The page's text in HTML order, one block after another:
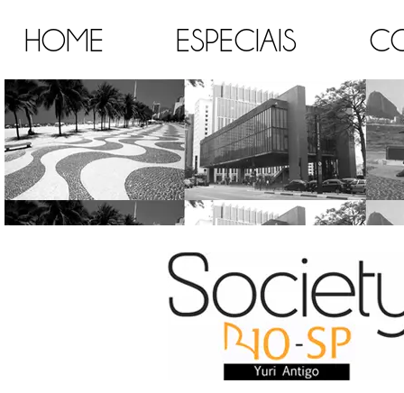
HOME ESPECIAIS